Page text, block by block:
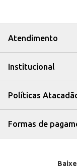
Atendimento
Institucional
Políticas
Formas de